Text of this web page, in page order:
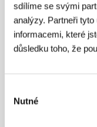
sdílíme se svými
analýzy. Partneři
informacemi, které
důsledku toho, že
souhlasu
Nutné
Režie Borys
KameraMarcin
Střih
Wojciech
Kapuściński/
Agata Buzek,